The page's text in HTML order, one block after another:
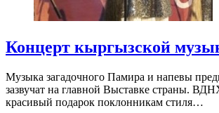
Концерт кыргызской
Музыка загадочного Памира и напевы
зазвучат на главной Выставке страны.
красивый подарок поклонникам стиля…